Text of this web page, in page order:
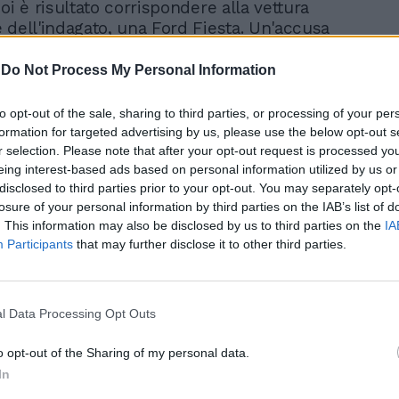
Do Not Process My Personal Information
opt-out of the sale, sharing to third parties, or processing of your
for targeted advertising by us, please use the below opt-out
selection. Please note that after your opt-out request is processed
interest-based ads based on personal information utilized by us
to third parties prior to your opt-out. You may separately
of your personal information by third parties on the IAB’s list of
This information may also be disclosed by us to third parties on the
Participants that may further disclose it to other third parties.
Data Processing Opt Outs
opt-out of the Sharing of my personal data.
è risultato corrispondere alla vettura
una Ford Fiesta. Un'accusa
da dichiarare che è disposto a
Per ora, comunque, all'indagato i pm
tre stupri, commessi alla Bufalotta e
tutti avvenuti nei garage degli edifici
le vittime. Proprio per accertare la totale
dell'uomo, gli investigatori stanno
indagini sui tre casi per i quali è
le sbarre: gli agenti, infatti, su delega
di Roma, stanno compiendo
fossero sfuggiti. Nell'ordinanza di
ha scritto che l'ex coordinatore della
Pd del quartiere romano Torrino ha